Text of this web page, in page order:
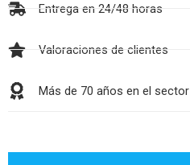
Entrega en 24/48 horas
Valoraciones de clientes
Más de 70 años en el sector